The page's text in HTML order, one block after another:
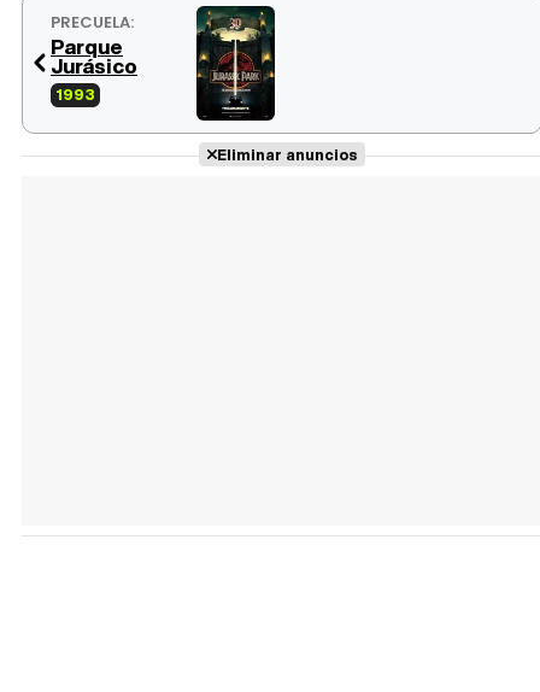
PRECUELA:
Parque
Jurásico
1993
Eliminar anuncios